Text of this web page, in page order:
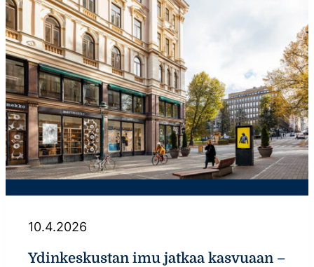
10.4.2026
Ydinkeskustan imu jatkaa kasvuaan –